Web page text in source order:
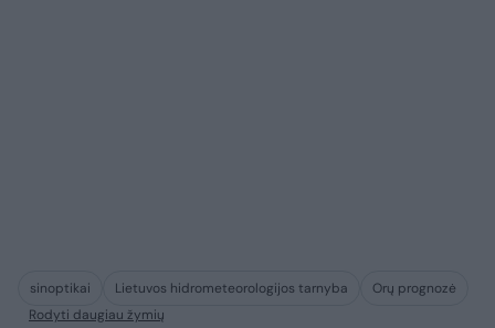
sinoptikai Lietuvos hidrometeorologijos tarnyba
Orų prognozė
Rodyti daugiau žymių